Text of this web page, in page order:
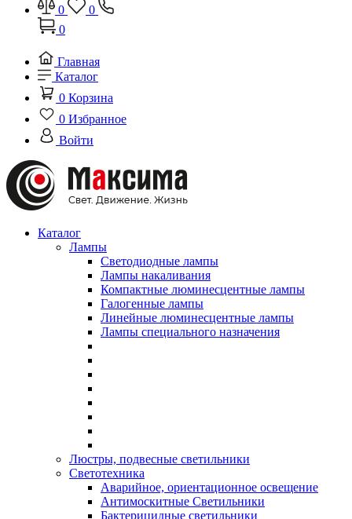
0
0
0
Главная
Каталог
0 Корзина
0 Избранное
Войти
Каталог
Лампы
Светодиодные лампы
Лампы накаливания
Компактные люминесцентные лампы
Галогенные лампы
Линейные люминесцентные лампы
Лампы специального назначения
Люстры, подвесные светильники
Светотехника
Аварийное, ориентационное освещение
Антимоскитные Светильники
Бактерицидные светильники